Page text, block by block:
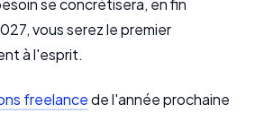
se concrétisera, en fin
vous serez le premier
à l'esprit.
freelancede l'année prochaine